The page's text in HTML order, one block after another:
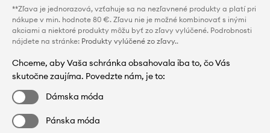
**Zľava je jednorazová, vzťahuje sa na nezľavnené produkty a platí pri
nákupe v min. hodnote 80 €. Zľavu nie je možné kombinovať s inými
akciami a niektoré produkty môžu byť zo zľavy vylúčené. Podrobnosti
nájdete na stránke: Produkty vylúčené zo zľavy..
Chceme, aby Vaša schránka obsahovala iba to, čo Vás
skutočne zaujíma. Povedzte nám, je to:
Dámska móda
Pánska móda